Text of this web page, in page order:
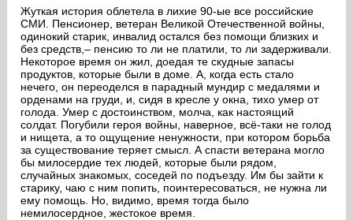
эфир
на сайте
пользователей
Жуткая история облетела в лихие 90-ые все российские
СМИ. Пенсионер, ветеран Великой Отечественной войны,
одинокий старик, инвалид остался без помощи близких и
без средств,– пенсию то ли не платили, то ли задерживали.
Некоторое время он жил, доедая те скудные запасы
продуктов, которые были в доме. А, когда есть стало
нечего, он переоделся в парадный мундир с медалями и
орденами на груди, и, сидя в кресле у окна, тихо умер от
голода. Умер с достоинством, молча, как настоящий
солдат. Погубили героя войны, наверное, всё-таки не голод
и нищета, а то ощущение ненужности, при котором борьба
за существование теряет смысл. А спасти ветерана могло
бы милосердие тех людей, которые были рядом,
случайных знакомых, соседей по подъезду. Им бы зайти к
старику, чаю с ним попить, поинтересоваться, не нужна ли
ему помощь. Но, видимо, время тогда было
немилосердное, жестокое время.